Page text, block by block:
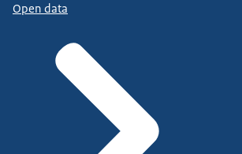
Open data